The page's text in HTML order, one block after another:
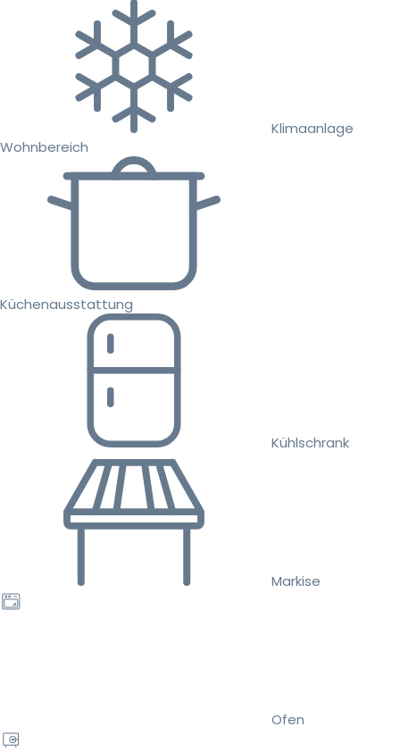
Klimaanlage
Wohnbereich
Küchenausstattung
Kühlschrank
Markise
Ofen